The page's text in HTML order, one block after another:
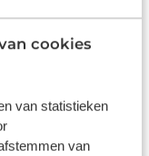
cookies
van statistieken
van
zeggen